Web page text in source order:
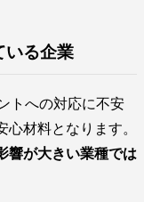
いる企業
トへの対応に不安
材料となります。
響が大きい業種では